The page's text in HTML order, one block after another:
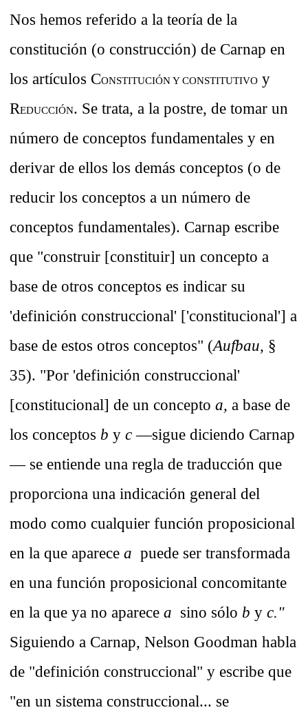
Nos hemos referido a la teoría de la
constitución (o construcción) de Carnap en
los artículos CONSTITUCIÓN Y CONSTITUTIVO y
REDUCCIÓN. Se trata, a la postre, de tomar un
número de conceptos fundamentales y en
derivar de ellos los demás conceptos (o de
reducir los conceptos a un número de
conceptos fundamentales). Carnap escribe
que "construir [constituir] un concepto a
base de otros conceptos es indicar su
'definición construccional' ['constitucional'] a
base de estos otros conceptos" (Aufbau, §
35). "Por 'definición construccional'
[constitucional] de un concepto a, a base de
los conceptos b y c—sigue diciendo Carnap
— se entiende una regla de traducción que
proporciona una indicación general del
modo como cualquier función proposicional
en la que aparece a puede ser transformada
en una función proposicional concomitante
en la que ya no aparece a sino sólo b y c."
Siguiendo a Carnap, Nelson Goodman habla
de "definición construccional" y escribe que
"en un sistema construccional... se